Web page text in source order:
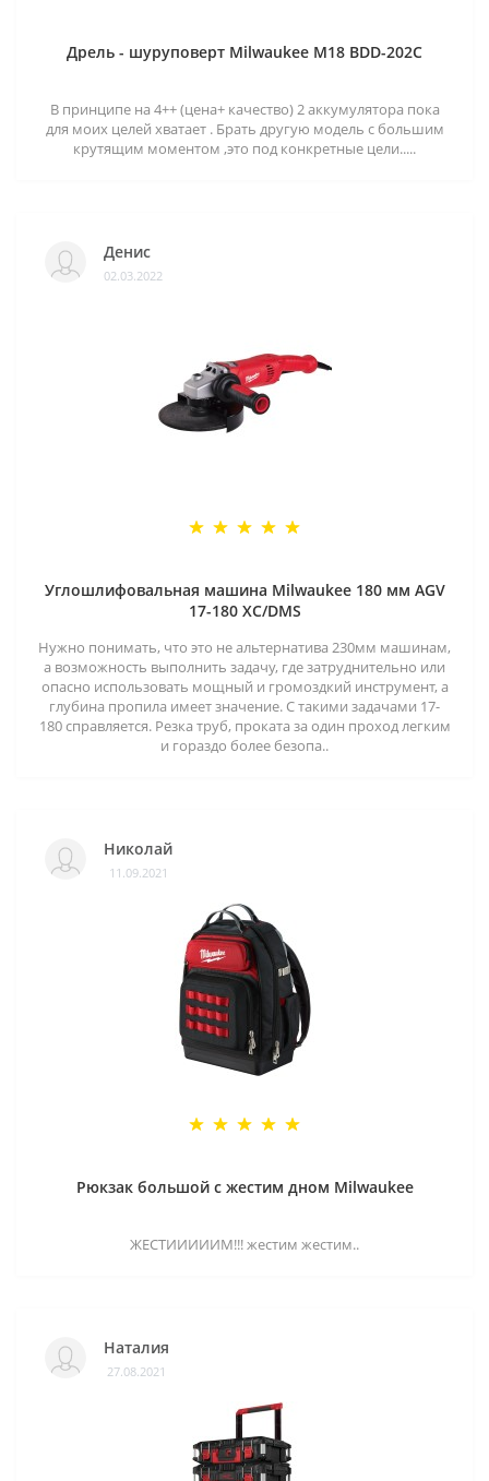
Дрель - шуруповерт Milwaukee M18 BDD-202C
В принципе на 4++ (цена+ качество) 2 аккумулятора пока
для моих целей хватает . Брать другую модель с большим
крутящим моментом ,это под конкретные цели.....
Денис
02.03.2022
Углошлифовальная машина Milwaukee 180 мм AGV
17-180 XC/DMS
Нужно понимать, что это не альтернатива 230мм машинам,
а возможность выполнить задачу, где затруднительно или
опасно использовать мощный и громоздкий инструмент, а
глубина пропила имеет значение. С такими задачами 17-
180 справляется. Резка труб, проката за один проход легким
и гораздо более безопа..
Николай
11.09.2021
Рюкзак большой с жестим дном Milwaukee
ЖЕСТИИИИИМ!!! жестим жестим..
Наталия
27.08.2021